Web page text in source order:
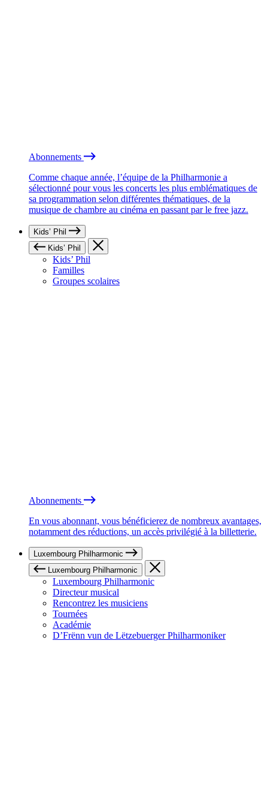
Abonnements
Comme chaque année, l’équipe de la Philharmonie a
sélectionné pour vous les concerts les plus emblématiques de
sa programmation selon différentes thématiques, de la
musique de chambre au cinéma en passant par le free jazz.
Kids’ Phil
Kids’ Phil
Kids’ Phil
Familles
Groupes scolaires
Abonnements
En vous abonnant, vous bénéficierez de nombreux avantages,
notamment des réductions, un accès privilégié à la billetterie.
Luxembourg Philharmonic
Luxembourg Philharmonic
Luxembourg Philharmonic
Directeur musical
Rencontrez les musiciens
Tournées
Académie
D’Frënn vun de Lëtzebuerger Philharmoniker